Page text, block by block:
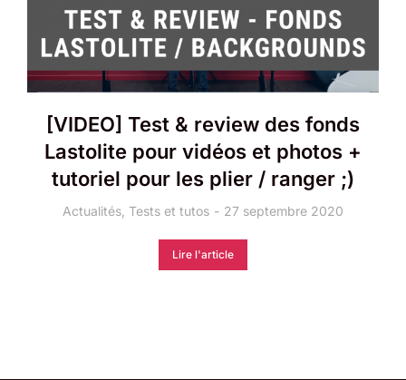
[VIDEO] Test & review des fonds
Lastolite pour vidéos et photos +
tutoriel pour les plier / ranger ;)
Actualités Tests et tutos 27 septembre 2020
Lire l'article